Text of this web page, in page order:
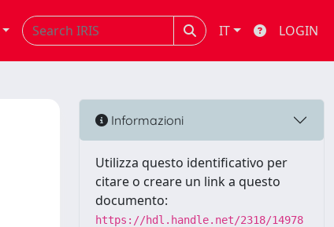
IT LOGIN
Informazioni
Utilizza questo identificativo per
citare o creare un link a questo
documento:
https://hdl.handle.net/2318/14978